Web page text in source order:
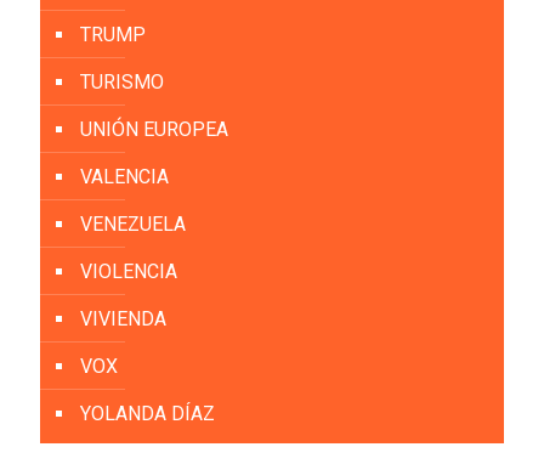
TRUMP
TURISMO
UNIÓN EUROPEA
VALENCIA
VENEZUELA
VIOLENCIA
VIVIENDA
VOX
YOLANDA DÍAZ